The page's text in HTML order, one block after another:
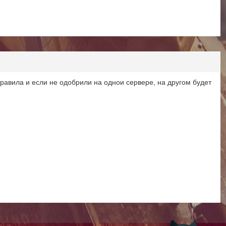
и если не одобрили на однои сервере, на другом будет